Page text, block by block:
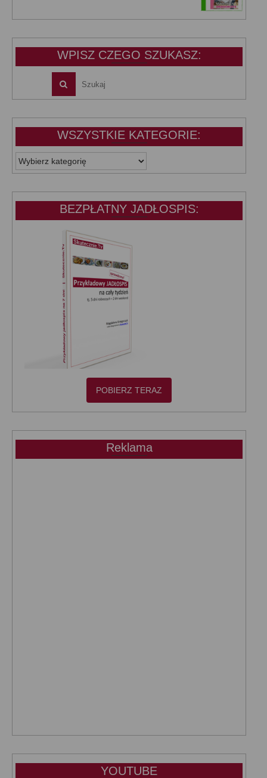
wynosiła:wynosi:
WPISZ CZEGO SZUKASZ:
WSZYSTKIE KATEGORIE:
WSZYSTKIE
KATEGORIE:
BEZPŁATNY JADŁOSPIS:
POBIERZ TERAZ
Reklama
YOUTUBE